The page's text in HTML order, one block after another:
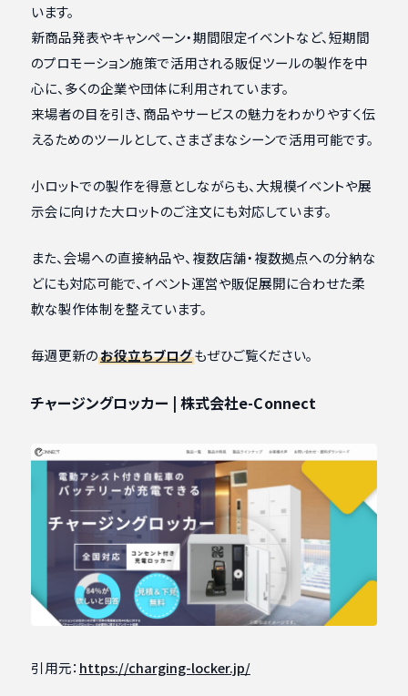
います。
新商品発表やキャンペーン・期間限定イベントなど、短期間
のプロモーション施策で活用される販促ツールの製作を中
心に、多くの企業や団体に利用されています。
来場者の目を引き、商品やサービスの魅力をわかりやすく伝
えるためのツールとして、さまざまなシーンで活用可能です。
小ロットでの製作を得意としながらも、大規模イベントや展
示会に向けた大ロットのご注文にも対応しています。
また、会場への直接納品や、複数店舗・複数拠点への分納な
どにも対応可能で、イベント運営や販促展開に合わせた柔
軟な製作体制を整えています。
毎週更新のお役立ちブログもぜひご覧ください。
チャージングロッカー | 株式会社e-Connect
引用元： https://charging-locker.jp/